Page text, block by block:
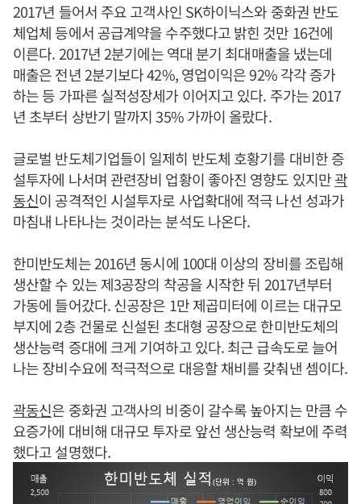
2017년 들어서 주요 고객사인 SK하이닉스와 중화권 반도
체업체 등에서 공급계약을 수주했다고 밝힌 것만 16건에
이른다. 2017년 2분기에는 역대 분기 최대매출을 냈는데
매출은 전년 2분기보다 42%, 영업이익은 92% 각각 증가
하는 등 가파른 실적성장세가 이어지고 있다. 주가는 2017
년 초부터 상반기 말까지 35% 가까이 올랐다.
글로벌 반도체기업들이 일제히 반도체 호황기를 대비한 증
설투자에 나서며 관련장비 업황이 좋아진 영향도 있지만곽
동신이 공격적인 시설투자로 사업확대에 적극 나선 성과가
마침내 나타나는 것이라는 분석도 나온다.
한미반도체는 2016년 동시에 100대 이상의 장비를 조립해
생산할 수 있는 제3공장의 착공을 시작한 뒤 2017년부터
가동에 들어갔다. 신공장은 1만 제곱미터에 이르는 대규모
부지에 2층 건물로 신설된 초대형 공장으로 한미반도체의
생산능력 증대에 크게 기여하고 있다. 최근 급속도로 늘어
나는 장비수요에 적극적으로 대응할 채비를 갖춰낸 셈이다.
곽동신은 중화권 고객사의 비중이 갈수록 높아지는 만큼 수
요증가에 대비해 대규모 투자로 앞선 생산능력 확보에 주력
했다고 설명했다.